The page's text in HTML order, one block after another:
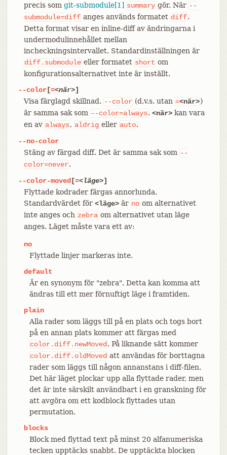
precis som git-submodule[1] summary gör. När --
submodule=diff anges används formatet diff.
Detta format visar en inline-diff av ändringarna i
undermodulinnehållet mellan
incheckningsintervallet. Standardinställningen är
diff.submodule eller formatet short om
konfigurationsalternativet inte är inställt.
--color[=<när>]
Visa färglagd skillnad. --color (d.v.s. utan =<när>)
är samma sak som --color=always. <när>kan vara
en av always, aldrig eller auto.
--no-color
Stäng av färgad diff. Det är samma sak som --
color=never.
--color-moved [=<läge>]
Flyttade kodrader färgas annorlunda.
Standardvärdet för <läge>är no om alternativet
inte anges och zebra om alternativet utan läge
anges. Läget måste vara ett av:
no
Flyttade linjer markeras inte.
default
Är en synonym för "zebra". Detta kan komma att
ändras till ett mer förnuftigt läge i framtiden.
plain
Alla rader som läggs till på en plats och togs bort
på en annan plats kommer att färgas med
color.diff.newMoved . På liknande sätt kommer
color.diff.oldMoved att användas för borttagna
rader som läggs till någon annanstans i diff-filen.
Det här läget plockar upp alla flyttade rader, men
det är inte särskilt användbart i en granskning för
att avgöra om ett kodblock flyttades utan
permutation.
blocks
Block med flyttad text på minst 20 alfanumeriska
tecken upptäcks snabbt. De upptäckta blocken